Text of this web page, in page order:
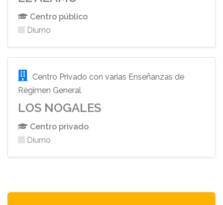
Centro público
Diurno
Centro Privado con varias Enseñanzas de
Régimen General
LOS NOGALES
Centro privado
Diurno